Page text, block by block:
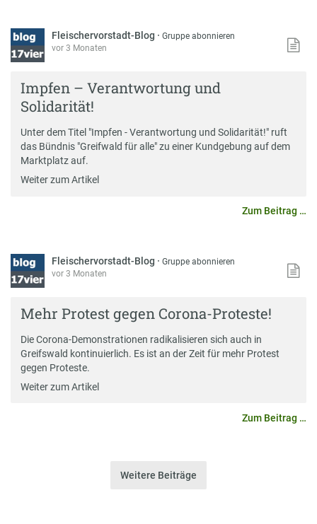
Fleischervorstadt-Blog ·Gruppe abonnieren
vor 3 Monaten
Impfen – Verantwortung und
Solidarität!
Unter dem Titel "Impfen - Verantwortung und Solidarität!" ruft
das Bündnis "Greifwald für alle" zu einer Kundgebung auf dem
Marktplatz auf.
Weiter zum Artikel
Zum Beitrag …
Fleischervorstadt-Blog ·Gruppe abonnieren
vor 3 Monaten
Mehr Protest gegen Corona-Proteste!
Die Corona-Demonstrationen radikalisieren sich auch in
Greifswald kontinuierlich. Es ist an der Zeit für mehr Protest
gegen Proteste.
Weiter zum Artikel
Zum Beitrag …
Weitere Beiträge